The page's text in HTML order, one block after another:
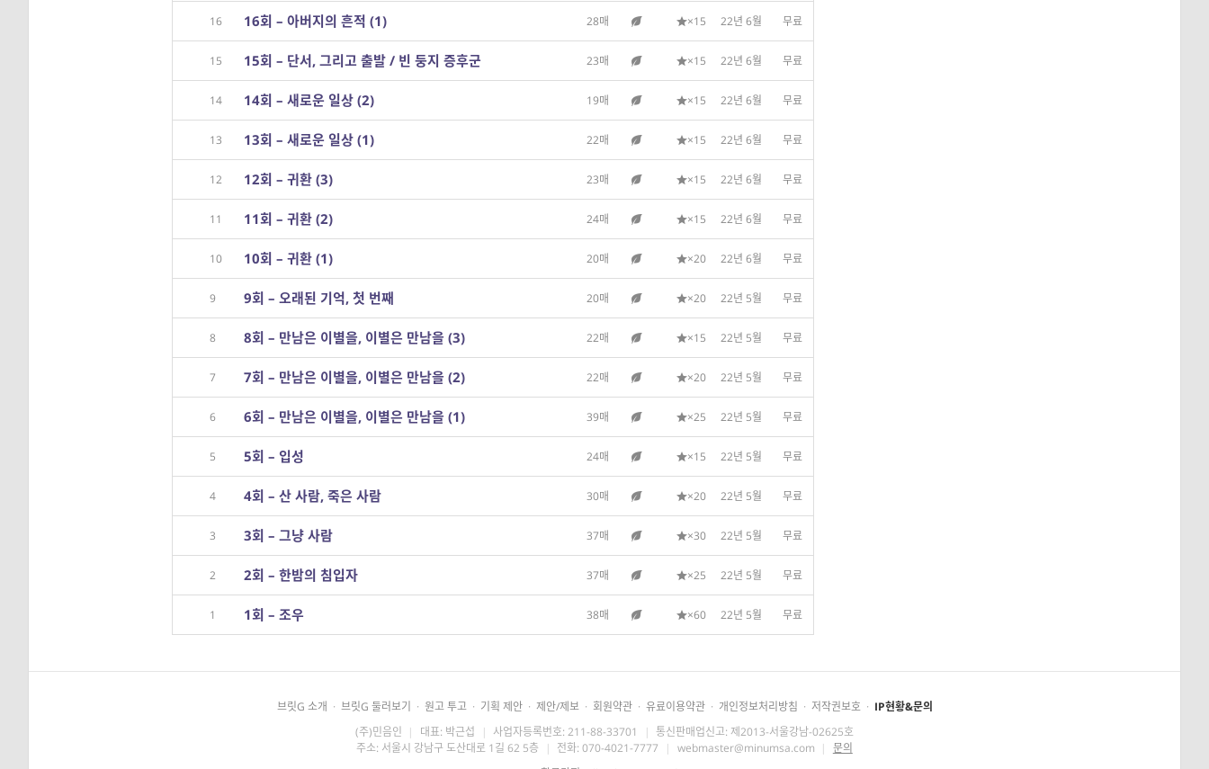
16 16회 – 아버지의 흔적 (1) 28매 ×15 22년 6월 무료
15 15회 – 단서, 그리고 출발 / 빈 둥지 증후군 23매 ×15 22년 6월 무료
14 14회 – 새로운 일상 (2) 19매 ×15 22년 6월 무료
13 13회 – 새로운 일상 (1) 22매 ×15 22년 6월 무료
12 12회 – 귀환 (3) 23매 ×15 22년 6월 무료
11 11회 – 귀환 (2) 24매 ×15 22년 6월 무료
10 10회 – 귀환 (1) 20매 ×20 22년 6월 무료
9 9회 – 오래된 기억, 첫 번째 20매 ×20 22년 5월 무료
8 8회 – 만남은 이별을, 이별은 만남을 (3) 22매 ×15 22년 5월 무료
7 7회 – 만남은 이별을, 이별은 만남을 (2) 22매 ×20 22년 5월 무료
6 6회 – 만남은 이별을, 이별은 만남을 (1) 39매 ×25 22년 5월 무료
5 5회 – 입성 24매 ×15 22년 5월 무료
4 4회 – 산 사람, 죽은 사람 30매 ×20 22년 5월 무료
3 3회 – 그냥 사람 37매 ×30 22년 5월 무료
2 2회 – 한밤의 침입자 37매 ×25 22년 5월 무료
1 1회 – 조우 38매 ×60 22년 5월 무료
브릿G 소개 · 브릿G 둘러보기 · 원고 투고 · 기획 제안 · 제안/제보 · 회원약관 · 유료이용약관 · 개인정보처리방침 · 저작권보호 · IP현황&문의
(주)민음인 | 대표: 박근섭 | 사업자등록번호: 211-88-33701 | 통신판매업신고: 제2013-서울강남-02625호
주소: 서울시 강남구 도산대로 1길 62 5층 | 전화: 070-4021-7777 | webmaster@minumsa.com | 문의